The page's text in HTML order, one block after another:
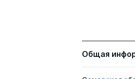
Общая